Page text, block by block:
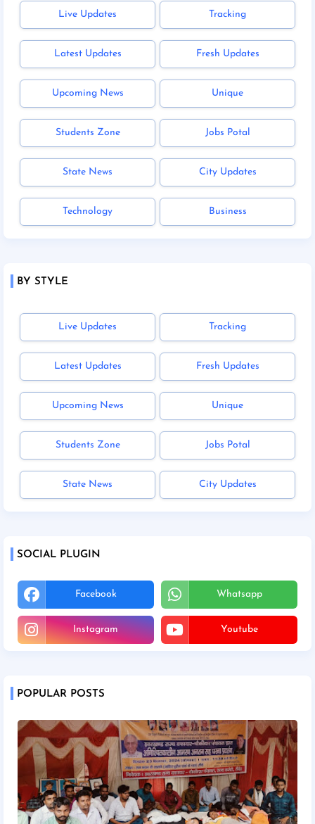
Live Updates Tracking
Latest Updates Fresh Updates
Upcoming News Unique
Students Zone Jobs Potal
State News City Updates
Technology Business
BY STYLE
Live Updates Tracking
Latest Updates Fresh Updates
Upcoming News Unique
Students Zone Jobs Potal
State News City Updates
SOCIAL PLUGIN
Facebook Whatsapp
Instagram Youtube
POPULAR POSTS